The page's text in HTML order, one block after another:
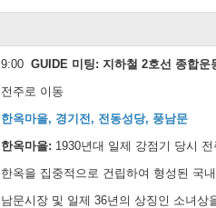
9:00 GUIDE 미팅: 지하철 2호선 종합운
전주로 이동
한옥마을, 경기전, 전동성당, 풍남문
한옥마을: 1930년대 일제 강점기 당시
한옥을 집중적으로 건립하여 형성된 국
남문시장 및 일제 36년의 상징인 소녀상